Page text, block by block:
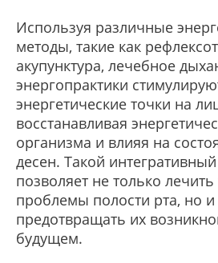
Используя различные
методы, такие как
акупунктура, лечебное
энергопрактики
энергетические точки на
восстанавливая
организма и влияя на
десен. Такой
позволяет не только
проблемы полости рта, но и
предотвращать их
будущем.